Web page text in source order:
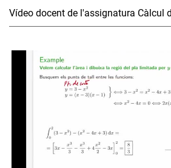
Vídeo docent de l'assignatura Càlcul